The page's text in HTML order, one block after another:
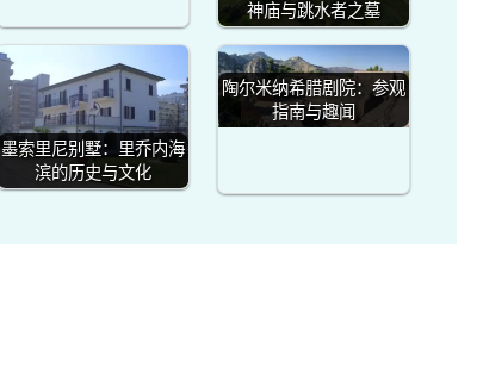
神庙与跳水者之墓
墨索里尼别墅：里乔内海
滨的历史与文化
陶尔米纳希腊剧院：参观
指南与趣闻